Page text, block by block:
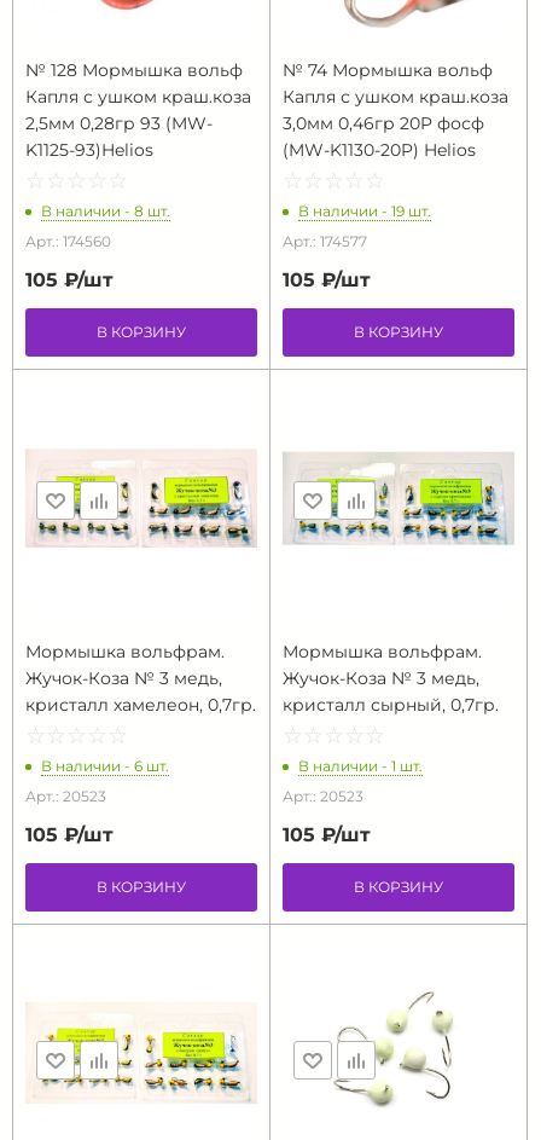
№ 128 Мормышка вольф
Капля с ушком краш.коза
2,5мм 0,28гр 93 (MW-
K1125-93)Helios
☆ ☆ ☆ ☆ ☆
★ ★ ★ ★ ★
В наличии - 8 шт.
Арт.: 174560
105 ₽/шт
В КОРЗИНУ
№ 74 Мормышка вольф
Капля с ушком краш.коза
3,0мм 0,46гр 20P фосф
(MW-K1130-20P) Helios
☆ ☆ ☆ ☆ ☆
★ ★ ★ ★ ★
В наличии - 19 шт.
Арт.: 174577
105 ₽/шт
В КОРЗИНУ
Мормышка вольфрам.
Жучок-Коза № 3 медь,
кристалл хамелеон, 0,7гр.
☆ ☆ ☆ ☆ ☆
★ ★ ★ ★ ★
В наличии - 6 шт.
Арт.: 20523
105 ₽/шт
В КОРЗИНУ
Мормышка вольфрам.
Жучок-Коза № 3 медь,
кристалл сырный, 0,7гр.
☆ ☆ ☆ ☆ ☆
★ ★ ★ ★ ★
В наличии - 1 шт.
Арт.: 20523
105 ₽/шт
В КОРЗИНУ